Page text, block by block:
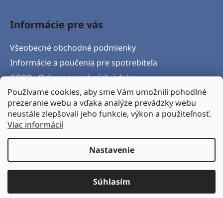
Používame cookies, aby sme Vám umožnili pohodlné
prezeranie webu a vďaka analýze prevádzky webu
neustále zlepšovali jeho funkcie, výkon a použiteľnosť.
Viac informácií
Nastavenie
Súhlasím
Informácie pre vás
Všeobecné obchodné podmienky
Informácie a poučenia pre spotrebiteľa
GDPR - Ochrana osobných údajov
Formulár na odstúpenie od zmluvy
Postup pri vytknutí vady produktu a Reklamačný
protokol
Vytvoril Shoptet& Verteco.sk
BICYKLORAJ s.r.o.
vyhradené.Upraviť nastavenie cookies